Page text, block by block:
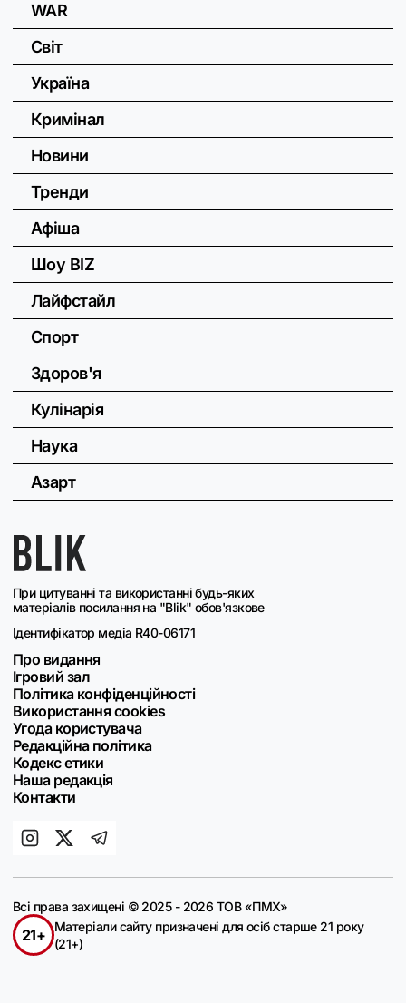
При цитуванні та використанні будь-яких
матеріалів посилання на "Blik" обов'язкове
Ідентифікатор медіа R40-06171
Про видання
Ігровий зал
Політика конфіденційності
Використання cookies
Угода користувача
Редакційна політика
Кодекс етики
Наша редакція
Контакти
WAR
Світ
Україна
Кримінал
Новини
Тренди
Афіша
Шоу BIZ
Лайфстайл
Спорт
Здоров'я
Кулінарія
Наука
Азарт
Всі права захищені © 2025 - 2026 ТОВ «ПМХ»
21+
Матеріали сайту призначені для осіб старше 21 року
(21+)